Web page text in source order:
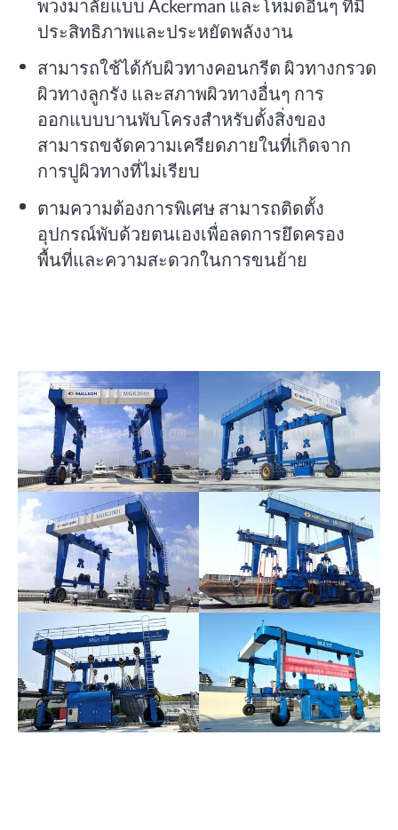
พวงมาลัยแบบ Ackerman และโหมดอื่นๆ ที่มี
ประสิทธิภาพและประหยัดพลังงาน
สามารถใช้ได้กับผิวทางคอนกรีต ผิวทางกรวด
ผิวทางลูกรัง และสภาพผิวทางอื่นๆ การ
ออกแบบบานพับโครงสำหรับตั้งสิ่งของ
สามารถขจัดความเครียดภายในที่เกิดจาก
การปูผิวทางที่ไม่เรียบ
ตามความต้องการพิเศษ สามารถติดตั้ง
อุปกรณ์พับด้วยตนเองเพื่อลดการยึดครอง
พื้นที่และความสะดวกในการขนย้าย